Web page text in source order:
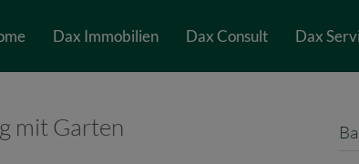
Dax Immobilien Dax Consult Dax
mit Garten